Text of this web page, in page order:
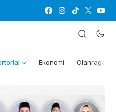
Ekonomi Olahraga